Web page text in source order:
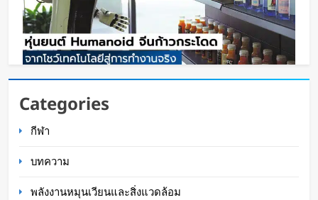
หุ่นยนต์ Humanoid จีนก้าวกระโดด จากโชว์
เทคโนโลยีสู่การทำงานจริง
Categories
กีฬา
บทความ
พลังงานหมุนเวียนและสิ่งแวดล้อม